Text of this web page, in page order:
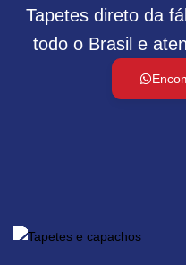
Tapetes direto da
todo o Brasil e